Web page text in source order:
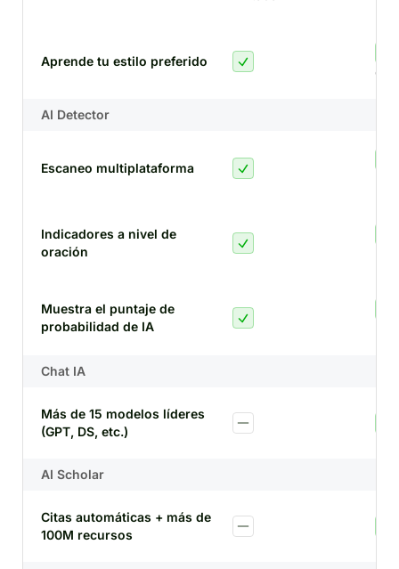
Aprende tu estilo preferido
AI Detector
Escaneo multiplataforma
Indicadores a nivel de
oración
Muestra el puntaje de
probabilidad de IA
Chat IA
Más de 15 modelos líderes
(GPT, DS, etc.)
AI Scholar
Citas automáticas + más de
100M recursos